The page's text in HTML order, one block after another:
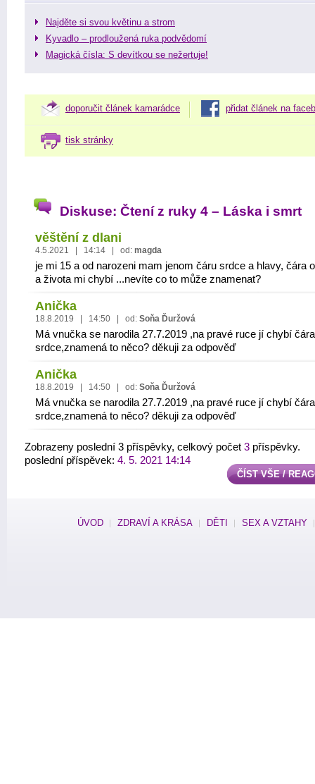
Najděte si svou květinu a strom
Kyvadlo – prodloužená ruka podvědomí
Magická čísla: S devítkou se nežertuje!
doporučit článek kamarádce přidat článek na
tisk stránky
Diskuse: Čtení z ruky 4 – Láska i smrt
věštění z dlani
4.5.2021 | 14:14 | od: magda
je mi 15 a od narozeni mam jenom čáru srdce a hlavy, čára
a života mi chybí ...nevíte co to může znamenat?
Anička
18.8.2019 | 14:50 | od: Soňa Ďuržová
Má vnučka se narodila 27.7.2019 ,na pravé ruce jí chybí čára
srdce,znamená to něco? děkuji za odpověď
Anička
18.8.2019 | 14:50 | od: Soňa Ďuržová
Má vnučka se narodila 27.7.2019 ,na pravé ruce jí chybí čára
srdce,znamená to něco? děkuji za odpověď
Zobrazeny poslední 3 příspěvky, celkový počet 3 příspěvky.
poslední příspěvek: 4. 5. 2021 14:14
ČÍST VŠE /
ÚVOD ZDRAVÍ A KRÁSA DĚTI SEX A VZTAHY